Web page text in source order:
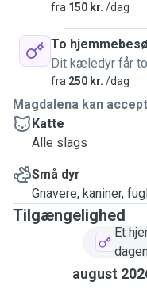
fra 150 kr. /dag
To
Dit kæledyr får
fra 250 kr. /dag
Magdalena kan
Katte
Alle slags
Små dyr
Gnavere, kaniner,
Tilgængelighed
Et
august